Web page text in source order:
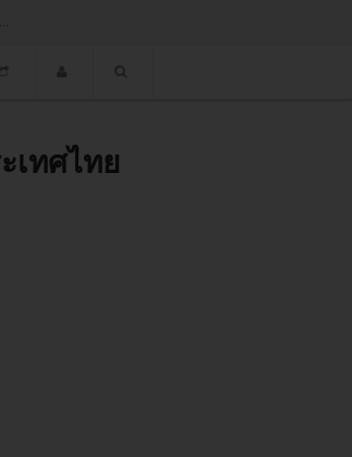
เทศไทย